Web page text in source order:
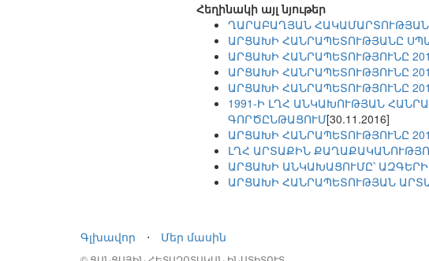
Հեղինակի այլ նյութեր
ՂԱՐԱԲԱՂՅԱՆ
ԱՐՑԱԽԻ ՀԱՆՐԱՊԵՏՈՒԹՅԱՆԸ
ԱՐՑԱԽԻ ՀԱՆՐԱՊԵՏՈՒԹՅՈՒՆԸ
ԱՐՑԱԽԻ ՀԱՆՐԱՊԵՏՈՒԹՅՈՒՆԸ
ԱՐՑԱԽԻ ՀԱՆՐԱՊԵՏՈՒԹՅՈՒՆԸ
1991-Ի ԼՂՀ ԱՆԿԱԽՈՒԹՅԱՆ
ԳՈՐԾԸՆԹԱՑՈՒՄ[30.11.2016]
ԱՐՑԱԽԻ ՀԱՆՐԱՊԵՏՈՒԹՅՈՒՆԸ
ԼՂՀ ԱՐՏԱՔԻՆ
ԱՐՑԱԽԻ ԱՆԿԱԽԱՑՈՒՄԸ՝
ԱՐՑԱԽԻ ՀԱՆՐԱՊԵՏՈՒԹՅԱՆ
Գլխավոր ⋅ Մեր մասին